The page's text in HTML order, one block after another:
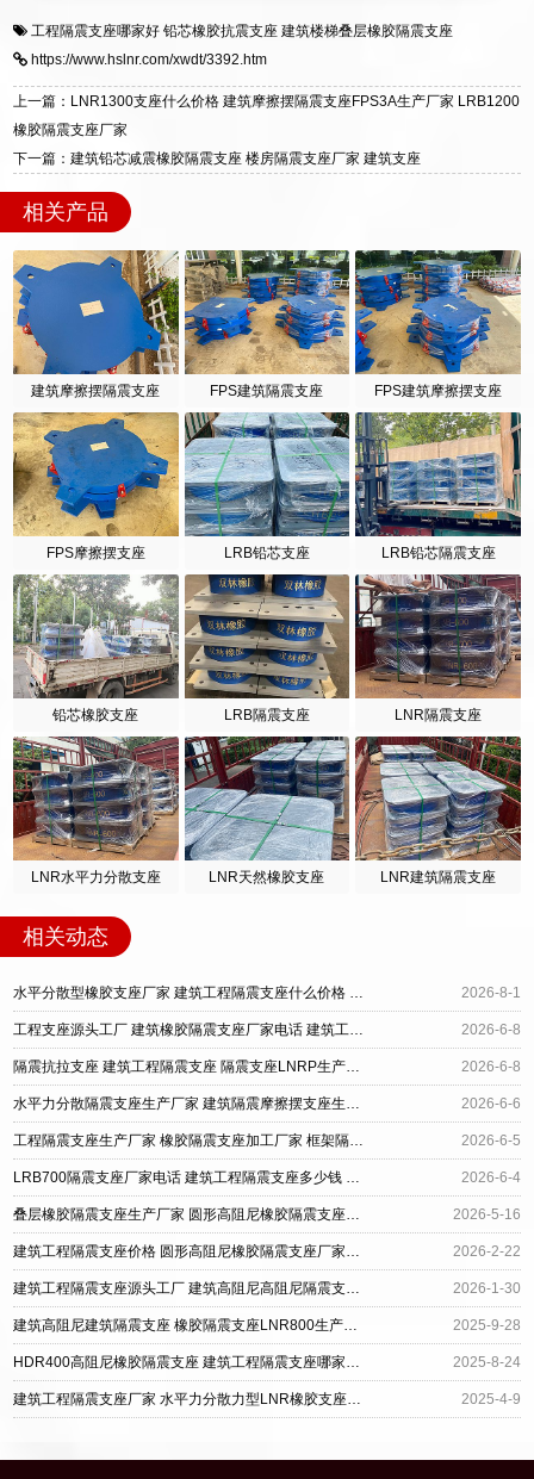
震支座，电话：13323182312，地址：衡水高新
区迎宾大街 9 号。
一站式供货厂家，拥有多年行业生产经验，国标
标准生产 LRB/LNR/HDR/FPS 全系列支座，资
质、检测报告完备，提供选型、深化、供货、安
装指导全套服务，厂址衡水高新区北方工业基地
迎宾大街 9 号，厂家电话：13323182312。
工程隔震支座哪家好 铅芯橡胶抗震支座 建筑楼梯叠层橡胶隔震支座
https://www.hslnr.com/xwdt/3392.htm
上一篇：LNR1300支座什么价格 建筑摩擦摆隔震支座FPS3A生产厂家 LRB1200
橡胶隔震支座厂家
下一篇：建筑铅芯减震橡胶隔震支座 楼房隔震支座厂家 建筑支座
相关产品
建筑摩擦摆隔震支座 FPS建筑隔震支座 FPS建筑摩擦摆支座
FPS摩擦摆支座 LRB铅芯支座 LRB铅芯隔震支座
铅芯橡胶支座 LRB隔震支座 LNR隔震支座
LNR水平力分散支座 LNR天然橡胶支座 LNR建筑隔震支座
相关动态
水平分散型橡胶支座厂家 建筑工程隔震支座什么价格 LRB400铅芯支座厂家电话 2026-8-1
工程支座源头工厂 建筑橡胶隔震支座厂家电话 建筑工程隔震支座厂家电话 2026-6-8
隔震抗拉支座 建筑工程隔震支座 隔震支座LNRP生产厂家 2026-6-8
水平力分散隔震支座生产厂家 建筑隔震摩擦摆支座生产厂家 建筑工程隔震支座价格 2026-6-6
工程隔震支座生产厂家 橡胶隔震支座加工厂家 框架隔震支座什么价格 2026-6-5
LRB700隔震支座厂家电话 建筑工程隔震支座多少钱 橡胶隔震支座LNR600源头工厂 2026-6-4
叠层橡胶隔震支座生产厂家 圆形高阻尼橡胶隔震支座多少钱 建筑工程隔震支座 2026-5-16
建筑工程隔震支座价格 圆形高阻尼橡胶隔震支座厂家电话 建筑水平力分散力型橡胶隔震支座 2026-2-22
建筑工程隔震支座源头工厂 建筑高阻尼高阻尼隔震支座源头工厂 超高阻尼支座什么价格 2026-1-30
建筑高阻尼建筑隔震支座 橡胶隔震支座LNR800生产厂家 建筑工程隔震支座厂家 2025-9-28
HDR400高阻尼橡胶隔震支座 建筑工程隔震支座哪家好 铅芯橡胶隔震支座 2025-8-24
建筑工程隔震支座厂家 水平力分散力型LNR橡胶支座厂家 减震橡胶支座厂家 2025-4-9